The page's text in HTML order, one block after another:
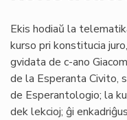
Ekis hodiaŭ la
kurso pri konstitucia juro,
gvidata de c-ano
de la Esperanta Civito,
de Esperantologio; la
dek lekcioj; ĝi